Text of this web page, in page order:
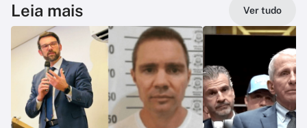
Leia mais Ver tudo